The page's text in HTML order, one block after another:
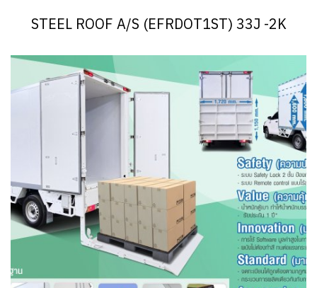
STEEL ROOF A/S (EFRDOT1ST) 33J -2K